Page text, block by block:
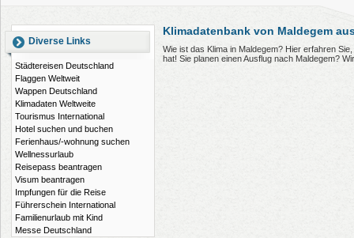
Diverse Links
Städtereisen Deutschland
Flaggen Weltweit
Wappen Deutschland
Klimadaten Weltweite
Tourismus International
Hotel suchen und buchen
Ferienhaus/-wohnung suchen
Wellnessurlaub
Reisepass beantragen
Visum beantragen
Impfungen für die Reise
Führerschein International
Familienurlaub mit Kind
Messe Deutschland
Klimadatenbank von Maldegem
Wie ist das Klima in Maldegem? Hier erfahren
hat! Sie planen einen Ausflug nach Maldegem?